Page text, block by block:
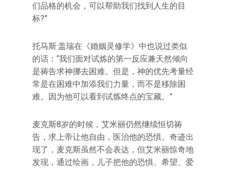
们品格的机会，可以帮助我们找到人生的目
标?”
托马斯·盖瑞在《婚姻灵修学》中也说过类似
的话：“我们面对试炼的第一反应兼天然倾向
是祷告求神挪去困难。但是，神的优先考量经
常是在困难中加添我们力量，而不是移除困
难。因为他可以看到试炼终点的宝藏。”
麦克斯8岁的时候，艾米丽仍然继续恒切祷
告，求上帝让他自由，医治他的恐惧。奇迹出
现了，麦克斯虽然不会表达，但艾米丽惊奇地
发现，通过绘画，儿子把他的恐惧、希望、爱